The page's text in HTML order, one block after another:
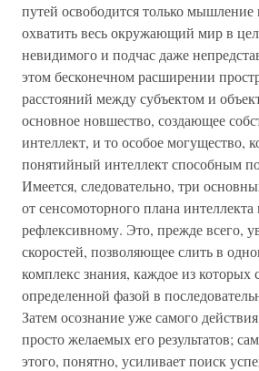
путей освободится только мышление
охватить весь окружающий мир в
невидимого и подчас даже
этом бесконечном расширении
расстояний между субъектом и
основное новшество, создающее
интеллект, и то особое могущество,
понятийный интеллект способным
Имеется, следовательно, три
от сенсомоторного плана
рефлексивному. Это, прежде всего,
скоростей, позволяющее слить в
комплекс знания, каждое из которых
определенной фазой в
Затем осознание уже самого
просто желаемых его результатов;
этого, понятно, усиливает поиск